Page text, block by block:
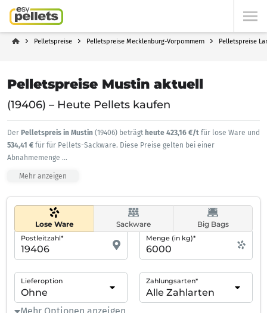
Pelletspreise Pelletspreise Mecklenburg-Vorpommern Pelletspreise
Pelletspreise Mustin aktuell
(19406) – Heute Pellets kaufen
Der Pelletspreis in Mustin (19406) beträgt heute 423,16 €/t für lose Ware und
534,41 € für für Pellets-Sackware. Diese Preise gelten bei einer
Abnahmemenge ...
Mehr anzeigen
Lose Ware Sackware Big Bags
Postleitzahl* Menge (in kg)*
Lieferoption Zahlungsarten*